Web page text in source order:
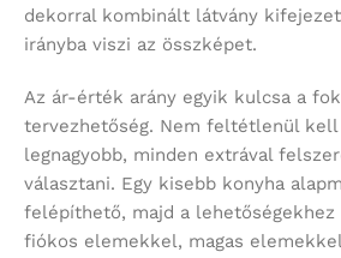
dekorral kombinált látvány
irányba viszi az összképet.
Az ár-érték arány egyik kulcsa a
tervezhetőség. Nem feltétlenül kell
legnagyobb, minden extrával
választani. Egy kisebb konyha
felépíthető, majd a
fiókos elemekkel, magas